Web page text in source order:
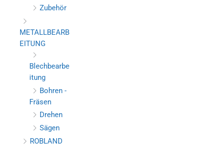
Zubehör
METALLBEARB
EITUNG
Blechbearbe
itung
Bohren -
Fräsen
Drehen
Sägen
ROBLAND